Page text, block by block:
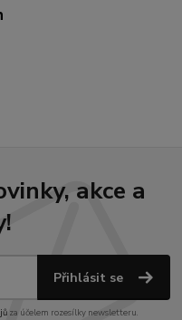
akce a
Přihlásit se
za účelem rozesílky newsletteru.